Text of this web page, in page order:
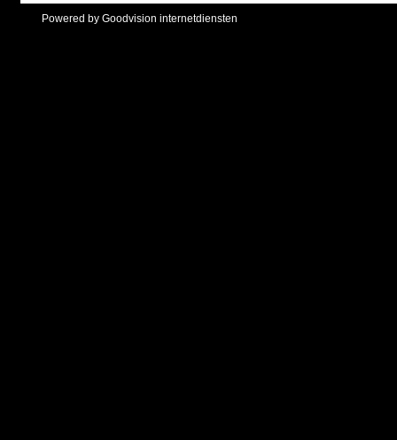
Powered by Goodvision internetdiensten